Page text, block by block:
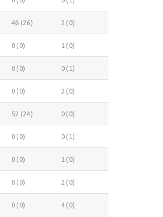
46 (26) 2 (0)
0 (0) 1 (0)
0 (0) 0 (1)
0 (0) 2 (0)
52 (24) 0 (0)
0 (0) 0 (1)
0 (0) 1 (0)
0 (0) 2 (0)
0 (0) 4 (0)